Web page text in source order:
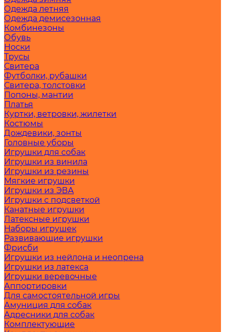
Одежда летняя
Одежда демисезонная
Комбинезоны
Обувь
Носки
Трусы
Свитера
Футболки, рубашки
Свитера, толстовки
Попоны, мантии
Платья
Куртки, ветровки, жилетки
Костюмы
Дождевики, зонты
Головные уборы
Игрушки для собак
Игрушки из винила
Игрушки из резины
Мягкие игрушки
Игрушки из ЭВА
Игрушки с подсветкой
Канатные игрушки
Латексные игрушки
Наборы игрушек
Развивающие игрушки
Фрисби
Игрушки из нейлона и неопрена
Игрушки из латекса
Игрушки веревочные
Аппортировки
Для самостоятельной игры
Амуниция для собак
Адресники для собак
Комплектующие